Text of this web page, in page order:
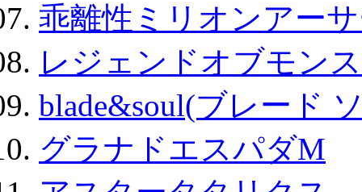
乖離性ミリオンアー
レジェンドオブモン
blade&soul(ブレード
グラナドエスパダM